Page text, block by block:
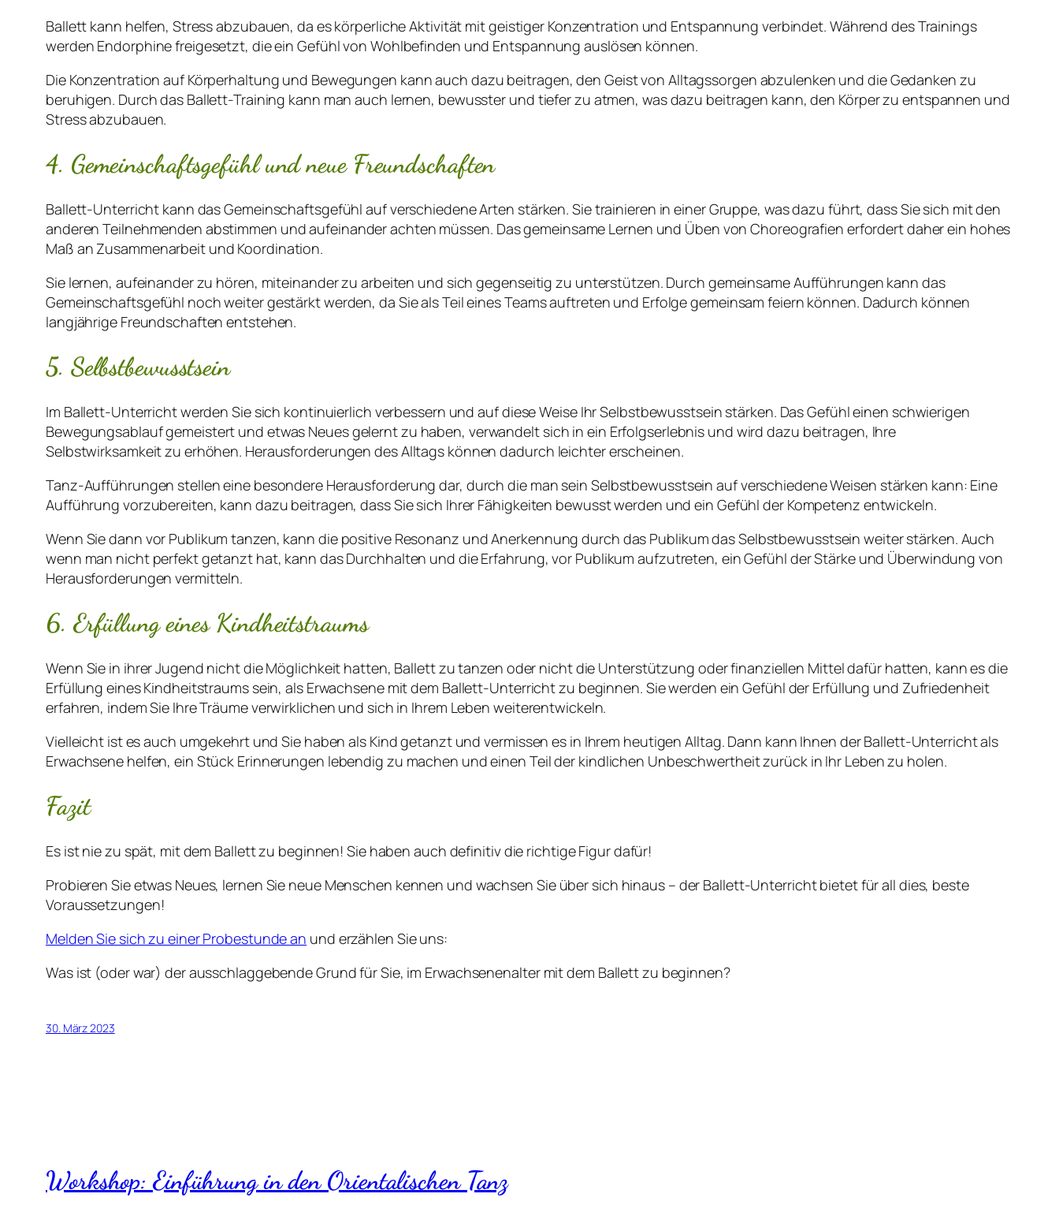
Ballett kann helfen, Stress abzubauen, da es körperliche Aktivität mit geistiger Konzentration und Entspannung verbindet. Während des Trainings
werden Endorphine freigesetzt, die ein Gefühl von Wohlbefinden und Entspannung auslösen können.
Die Konzentration auf Körperhaltung und Bewegungen kann auch dazu beitragen, den Geist von Alltagssorgen abzulenken und die Gedanken zu
beruhigen. Durch das Ballett-Training kann man auch lernen, bewusster und tiefer zu atmen, was dazu beitragen kann, den Körper zu entspannen und
Stress abzubauen.
4. Gemeinschaftsgefühl und neue Freundschaften
Ballett-Unterricht kann das Gemeinschaftsgefühl auf verschiedene Arten stärken. Sie trainieren in einer Gruppe, was dazu führt, dass Sie sich mit den
anderen Teilnehmenden abstimmen und aufeinander achten müssen. Das gemeinsame Lernen und Üben von Choreografien erfordert daher ein hohes
Maß an Zusammenarbeit und Koordination.
Sie lernen, aufeinander zu hören, miteinander zu arbeiten und sich gegenseitig zu unterstützen. Durch gemeinsame Aufführungen kann das
Gemeinschaftsgefühl noch weiter gestärkt werden, da Sie als Teil eines Teams auftreten und Erfolge gemeinsam feiern können. Dadurch können
langjährige Freundschaften entstehen.
5. Selbstbewusstsein
Im Ballett-Unterricht werden Sie sich kontinuierlich verbessern und auf diese Weise Ihr Selbstbewusstsein stärken. Das Gefühl einen schwierigen
Bewegungsablauf gemeistert und etwas Neues gelernt zu haben, verwandelt sich in ein Erfolgserlebnis und wird dazu beitragen, Ihre
Selbstwirksamkeit zu erhöhen. Herausforderungen des Alltags können dadurch leichter erscheinen.
Tanz-Aufführungen stellen eine besondere Herausforderung dar, durch die man sein Selbstbewusstsein auf verschiedene Weisen stärken kann: Eine
Aufführung vorzubereiten, kann dazu beitragen, dass Sie sich Ihrer Fähigkeiten bewusst werden und ein Gefühl der Kompetenz entwickeln.
Wenn Sie dann vor Publikum tanzen, kann die positive Resonanz und Anerkennung durch das Publikum das Selbstbewusstsein weiter stärken. Auch
wenn man nicht perfekt getanzt hat, kann das Durchhalten und die Erfahrung, vor Publikum aufzutreten, ein Gefühl der Stärke und Überwindung von
Herausforderungen vermitteln.
6. Erfüllung eines Kindheitstraums
Wenn Sie in ihrer Jugend nicht die Möglichkeit hatten, Ballett zu tanzen oder nicht die Unterstützung oder finanziellen Mittel dafür hatten, kann es die
Erfüllung eines Kindheitstraums sein, als Erwachsene mit dem Ballett-Unterricht zu beginnen. Sie werden ein Gefühl der Erfüllung und Zufriedenheit
erfahren, indem Sie Ihre Träume verwirklichen und sich in Ihrem Leben weiterentwickeln.
Vielleicht ist es auch umgekehrt und Sie haben als Kind getanzt und vermissen es in Ihrem heutigen Alltag. Dann kann Ihnen der Ballett-Unterricht als
Erwachsene helfen, ein Stück Erinnerungen lebendig zu machen und einen Teil der kindlichen Unbeschwertheit zurück in Ihr Leben zu holen.
Fazit
Es ist nie zu spät, mit dem Ballett zu beginnen! Sie haben auch definitiv die richtige Figur dafür!
Probieren Sie etwas Neues, lernen Sie neue Menschen kennen und wachsen Sie über sich hinaus – der Ballett-Unterricht bietet für all dies, beste
Voraussetzungen!
Melden Sie sich zu einer Probestunde an und erzählen Sie uns:
Was ist (oder war) der ausschlaggebende Grund für Sie, im Erwachsenenalter mit dem Ballett zu beginnen?
30. März 2023
Workshop: Einführung in den Orientalischen Tanz